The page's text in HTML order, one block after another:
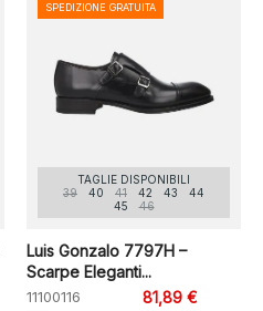
TAGLIE DISPONIBILI
39
40 41 42 43
44
45
46
Luis Gonzalo 7797H –
Scarpe Eleganti...
11100116
81,89 €
SPEDIZIONE GRATUITA